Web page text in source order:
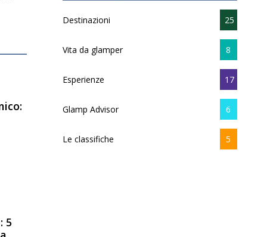
5
Destinazioni 25
Vita da glamper 8
Esperienze 17
Glamp Advisor 6
Le classifiche 5